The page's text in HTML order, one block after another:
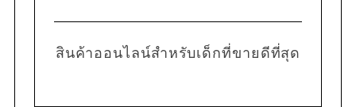
สินค้าออนไลน์สำหรับเด็กที่ขายดีที่สุด